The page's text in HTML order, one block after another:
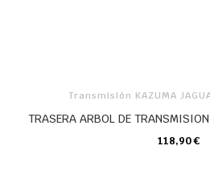
Transmisión KAZUMA
TRASERA ARBOL DE
118,90 €
CARRO